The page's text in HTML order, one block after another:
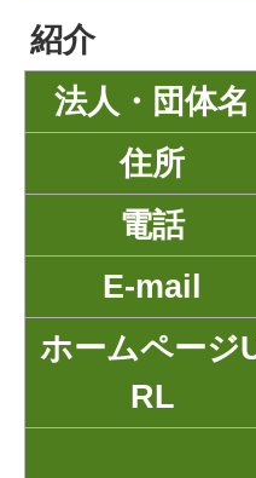
紹介
法人・団体名
住所
電話
E-mail
ホームページ
RL